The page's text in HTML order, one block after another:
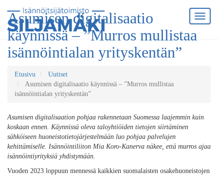
Asumisen digitalisaatio
käynnissä – ”Murros mullistaa
isännöintialan yrityskentän”
Etusivu
Uutiset
Asumisen digitalisaatio käynnissä – ”Murros mullistaa
isännöintialan yrityskentän”
Asumisen digitalisaation pohjaa rakennetaan Suomessa laajemmin kuin
koskaan ennen. Käynnissä oleva taloyhtiöiden tietojen siirtäminen
sähköiseen huoneistotietojärjestelmään luo pohjaa palvelujen
kehittämiselle. Isännöintiliiton Mia Koro-Kanerva näkee, että murros ajaa
isännöintiyrityksiä yhdistymään.
Vuoden 2023 loppuun mennessä kaikkien suomalaisten osakehuoneistojen